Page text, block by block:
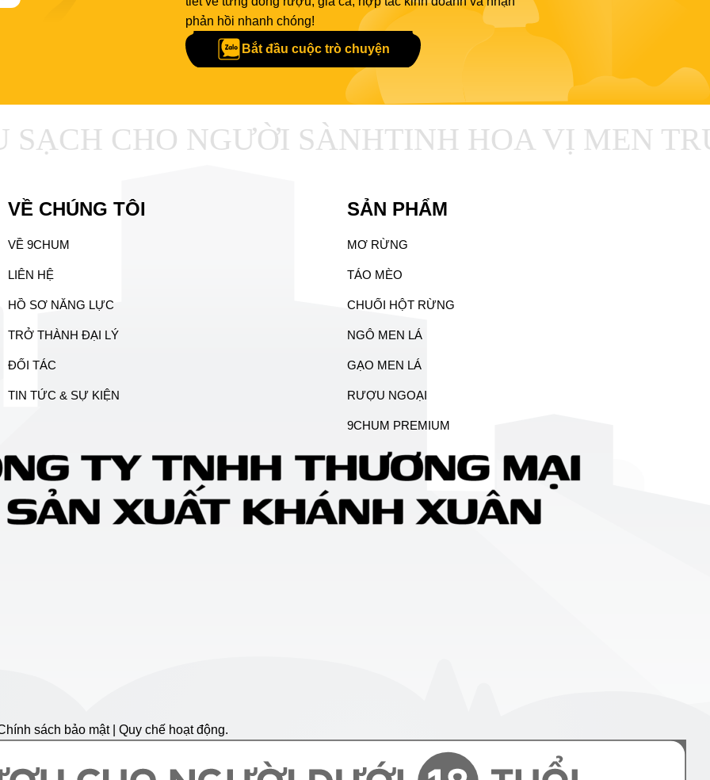
phản hồi nhanh chóng!
Bắt đầu cuộc trò chuyện
CHO NGƯỜI SÀNHTINH HOA VỊ MEN
sách bảo mật | Quy chế hoạt động.
VỀ CHÚNG TÔI
VỀ 9CHUM
LIÊN HỆ
HỒ SƠ NĂNG LỰC
TRỞ THÀNH ĐẠI LÝ
ĐỐI TÁC
TIN TỨC & SỰ KIỆN
SẢN PHẨM
MƠ RỪNG
TÁO MÈO
CHUỐI HỘT RỪNG
NGÔ MEN LÁ
GẠO MEN LÁ
RƯỢU NGOẠI
9CHUM PREMIUM